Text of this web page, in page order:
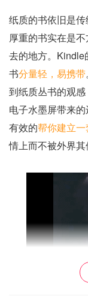
纸质的书依旧是
厚重的书实在是
去的地方。Kindle
书分量轻，易携带
到纸质丛书的观
电子水墨屏带来
有效的帮你建立
情上而不被外界其